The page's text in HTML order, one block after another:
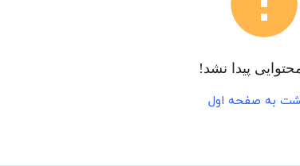
پیدا نشد!
به صفحه اول